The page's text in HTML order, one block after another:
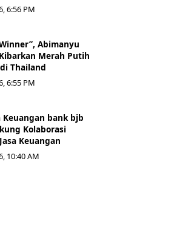
6:56 PM
Abimanyu
Merah Putih
Thailand
6:55 PM
Keuangan bank bjb
Kolaborasi
Keuangan
10:40 AM